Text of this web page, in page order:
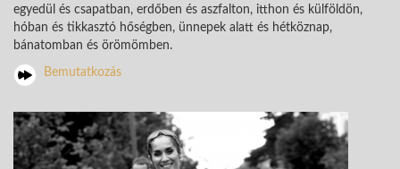
egyedül és csapatban, erdőben és aszfalton, itthon és külföldön,
hóban és tikkasztó hőségben, ünnepek alatt és hétköznap,
bánatomban és örömömben.
Bemutatkozás